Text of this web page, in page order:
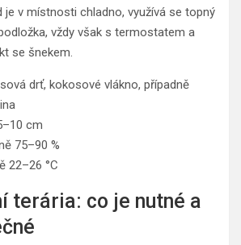
je v místnosti chladno, využívá se topný
vždy však s termostatem a
se šnekem.
drť, kokosové vlákno, případně
cm
75–90 %
22–26 °C
terária: co je nutné a